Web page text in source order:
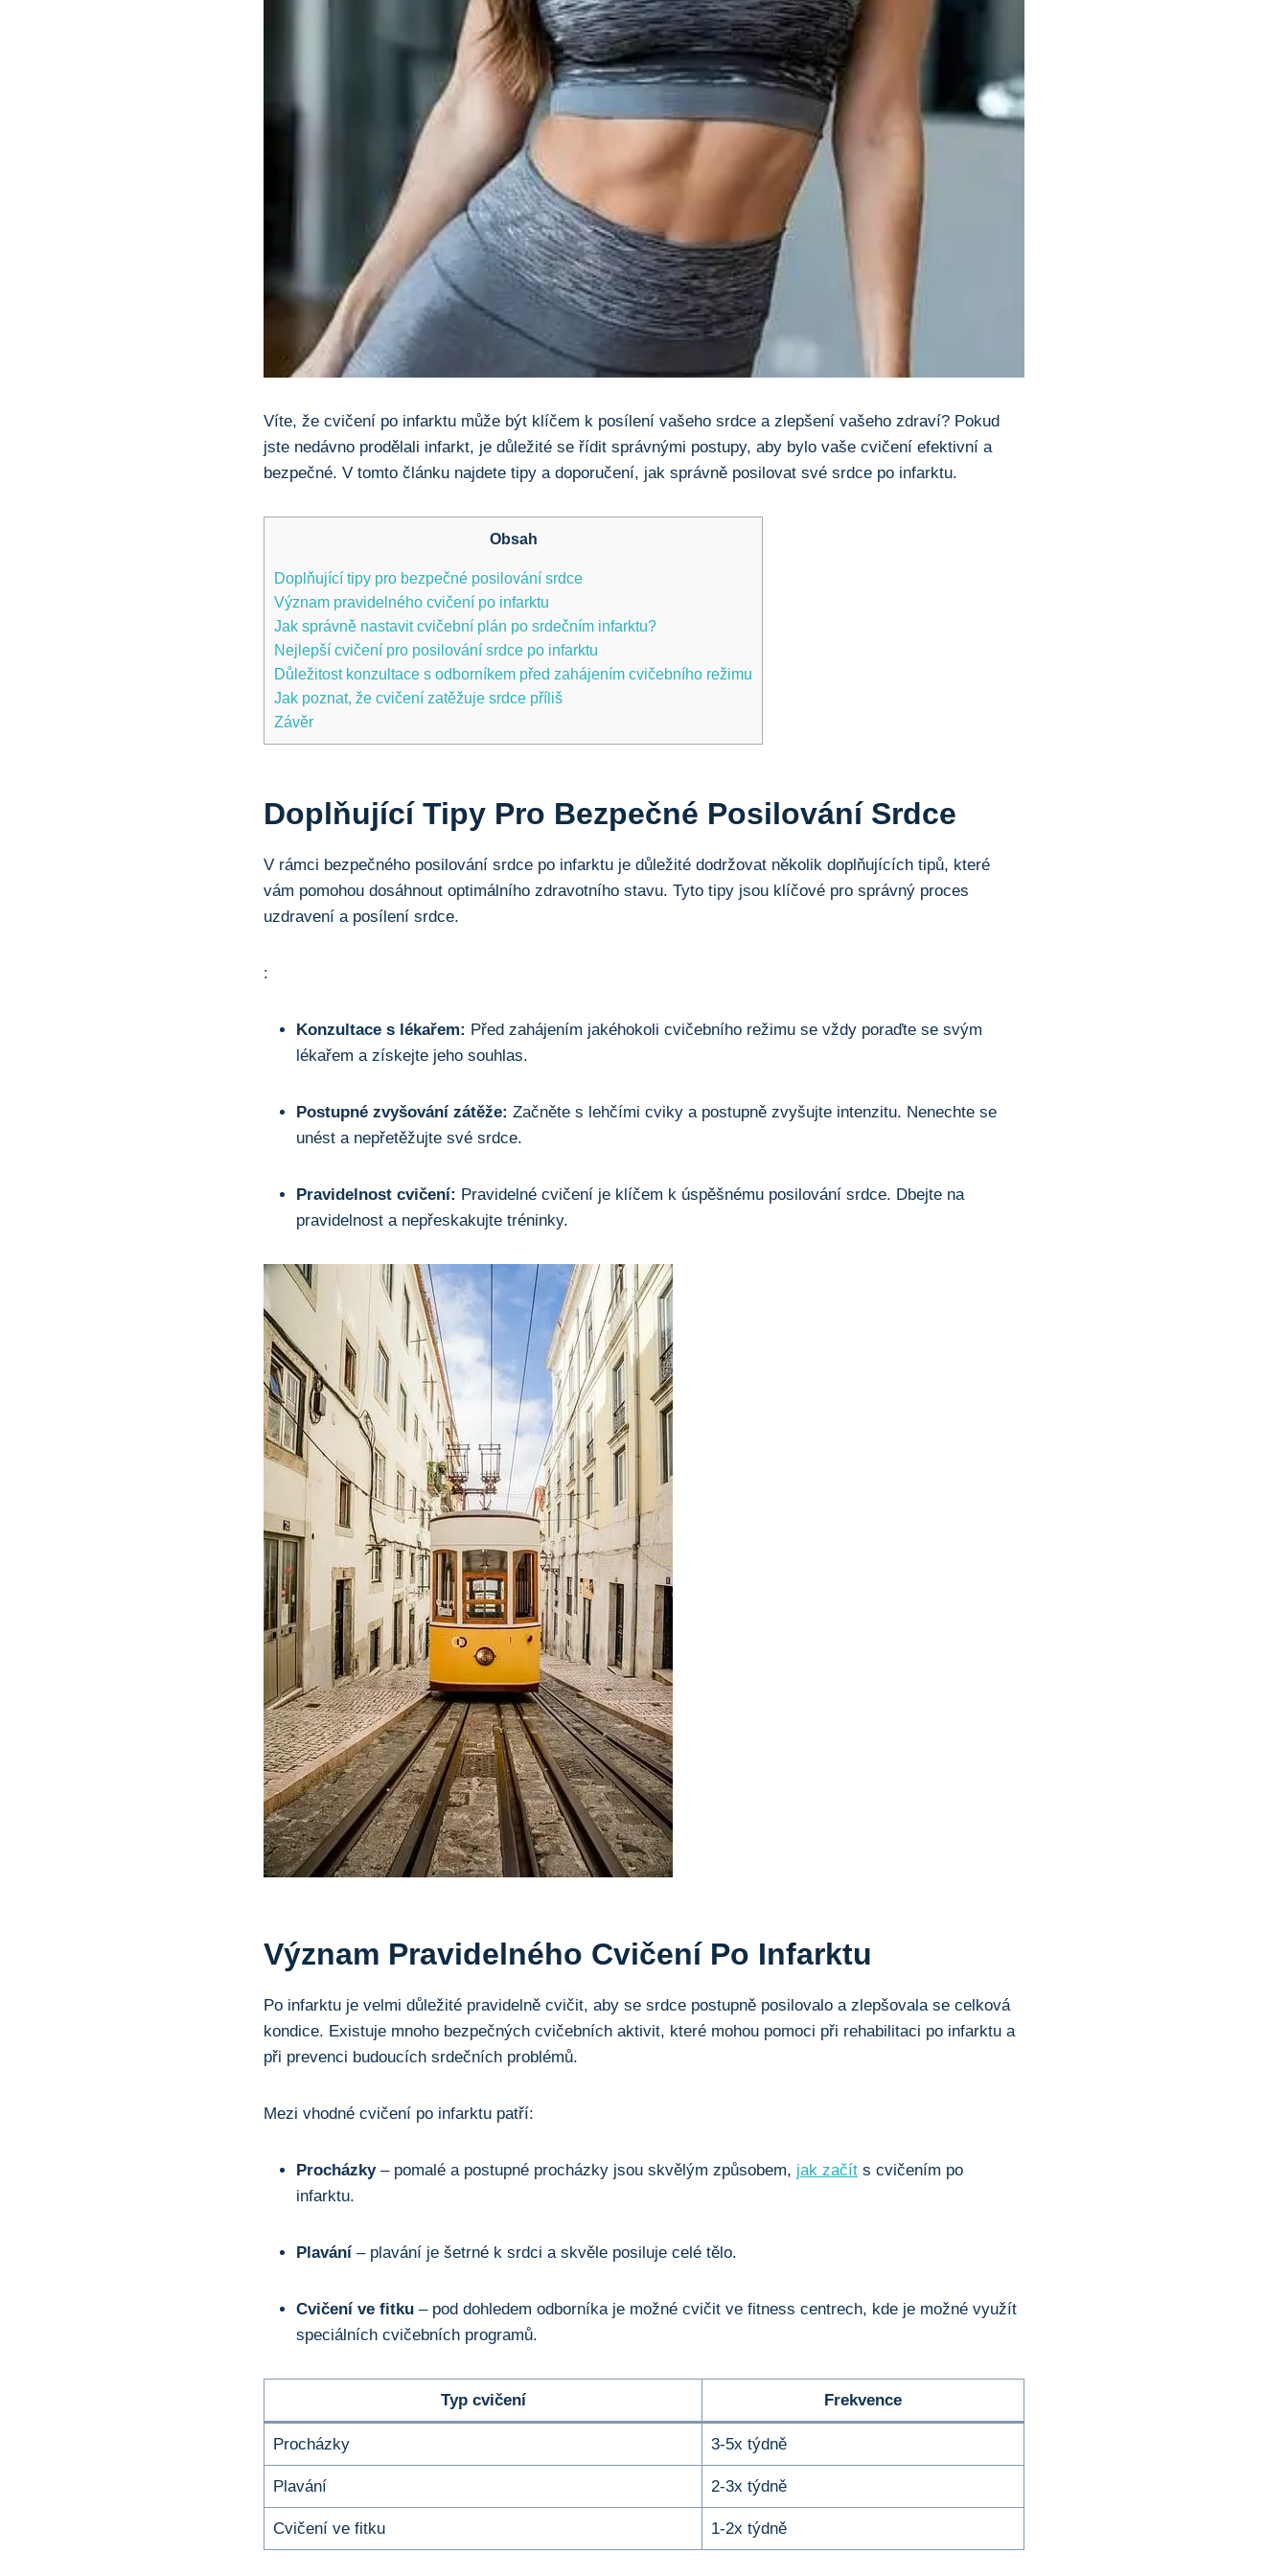
Víte, že cvičení po infarktu může být klíčem k posílení vašeho srdce a zlepšení vašeho zdraví? Pokud
jste nedávno prodělali infarkt, je důležité se řídit správnými postupy, aby bylo vaše cvičení efektivní a
bezpečné. V tomto článku najdete tipy a doporučení, jak správně posilovat své srdce po infarktu.
Obsah
Doplňující tipy pro bezpečné posilování srdce
Význam pravidelného cvičení po infarktu
Jak správně nastavit cvičební plán po srdečním infarktu?
Nejlepší cvičení pro posilování srdce po infarktu
Důležitost konzultace s odborníkem před zahájením cvičebního režimu
Jak poznat, že cvičení zatěžuje srdce příliš
Závěr
Doplňující Tipy Pro Bezpečné Posilování Srdce
V rámci bezpečného posilování srdce po infarktu je důležité dodržovat několik doplňujících tipů, které
vám pomohou dosáhnout optimálního zdravotního stavu. Tyto tipy jsou klíčové pro správný proces
uzdravení a posílení srdce.
:
Konzultace s lékařem: Před zahájením jakéhokoli cvičebního režimu se vždy poraďte se svým
lékařem a získejte jeho souhlas.
Postupné zvyšování zátěže: Začněte s lehčími cviky a postupně zvyšujte intenzitu. Nenechte se
unést a nepřetěžujte své srdce.
Pravidelnost cvičení: Pravidelné cvičení je klíčem k úspěšnému posilování srdce. Dbejte na
pravidelnost a nepřeskakujte tréninky.
Význam Pravidelného Cvičení Po Infarktu
Po infarktu je velmi důležité pravidelně cvičit, aby se srdce postupně posilovalo a zlepšovala se celková
kondice. Existuje mnoho bezpečných cvičebních aktivit, které mohou pomoci při rehabilitaci po infarktu a
při prevenci budoucích srdečních problémů.
Mezi vhodné cvičení po infarktu patří:
Procházky– pomalé a postupné procházky jsou skvělým způsobem, jak začít s cvičením po
infarktu.
Plavání – plavání je šetrné k srdci a skvěle posiluje celé tělo.
Cvičení ve fitku – pod dohledem odborníka je možné cvičit ve fitness centrech, kde je možné využít
speciálních cvičebních programů.
Typ cvičení Frekvence
Procházky 3-5x týdně
Plavání 2-3x týdně
Cvičení ve fitku 1-2x týdně